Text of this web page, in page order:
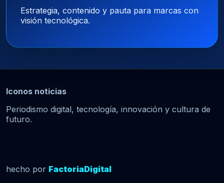
Estrategia, contenido y pauta para marcas con
visión tecnológica.
Iconos noticias
Periodismo digital, tecnología, innovación y cultura de
futuro.
hecho por FactoriaDigital